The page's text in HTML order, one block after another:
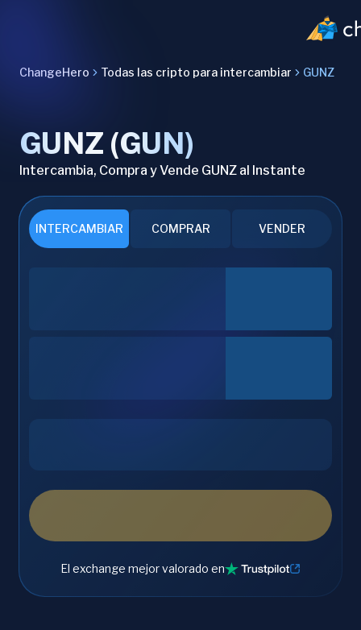
ChangeHero Todas las cripto para intercambiar GUNZ
GUNZ (GUN)
Intercambia, Compra y Vende GUNZ al Instante
INTERCAMBIAR COMPRAR VENDER
El exchange mejor valorado en